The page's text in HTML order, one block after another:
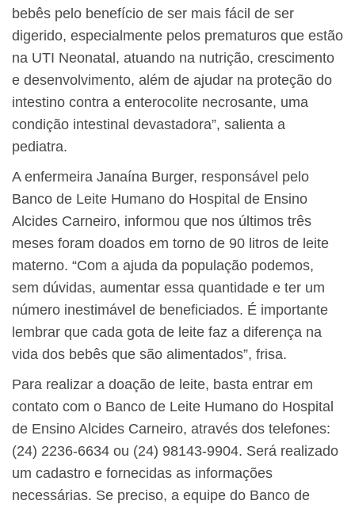
bebês pelo benefício de ser mais fácil de ser
digerido, especialmente pelos prematuros que estão
na UTI Neonatal, atuando na nutrição, crescimento
e desenvolvimento, além de ajudar na proteção do
intestino contra a enterocolite necrosante, uma
condição intestinal devastadora”, salienta a
pediatra.
A enfermeira Janaína Burger, responsável pelo
Banco de Leite Humano do Hospital de Ensino
Alcides Carneiro, informou que nos últimos três
meses foram doados em torno de 90 litros de leite
materno. “Com a ajuda da população podemos,
sem dúvidas, aumentar essa quantidade e ter um
número inestimável de beneficiados. É importante
lembrar que cada gota de leite faz a diferença na
vida dos bebês que são alimentados”, frisa.
Para realizar a doação de leite, basta entrar em
contato com o Banco de Leite Humano do Hospital
de Ensino Alcides Carneiro, através dos telefones:
(24) 2236-6634 ou (24) 98143-9904. Será realizado
um cadastro e fornecidas as informações
necessárias. Se preciso, a equipe do Banco de